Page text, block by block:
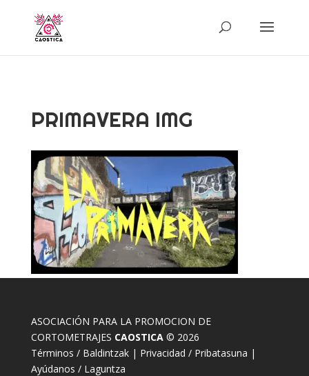
PRIMAVERA IMG
ASOCIACIÓN PARA LA PROMOCION DE
CORTOMETRAJES CAOSTICA© 2026
Términos / Baldintzak| Privacidad / Pribatasuna |
Ayúdanos / Laguntza